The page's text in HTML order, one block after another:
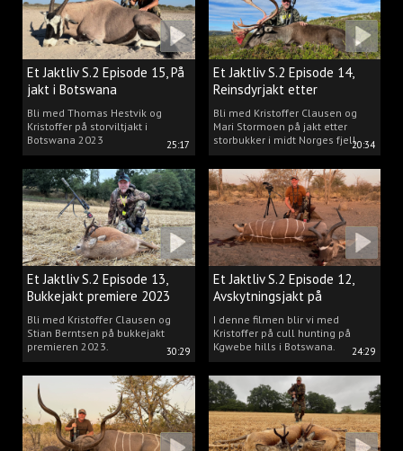
25:17
Et Jaktliv S.2 Episode 15, På
jakt i Botswana
Bli med Thomas Hestvik og
Kristoffer på storviltjakt i
Botswana 2023
20:34
Et Jaktliv S.2 Episode 14,
Reinsdyrjakt etter
storbukker.
Bli med Kristoffer Clausen og
Mari Stormoen på jakt etter
storbukker i midt Norges fjell.
30:29
Et Jaktliv S.2 Episode 13,
Bukkejakt premiere 2023
Bli med Kristoffer Clausen og
Stian Berntsen på bukkejakt
premieren 2023.
24:29
Et Jaktliv S.2 Episode 12,
Avskytningsjakt på
antiloper i Botswana
I denne filmen blir vi med
Kristoffer på cull hunting på
Kgwebe hills i Botswana.